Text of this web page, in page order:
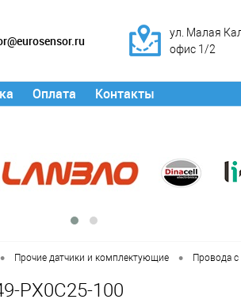
ул. Малая
офис 1/2
Оплата Контакты
• Прочие датчики и комплектующие • Провода
PX0C25-100